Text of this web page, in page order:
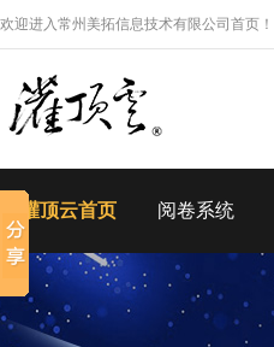
欢迎进入常州美拓信息技术有限公司首页！
灌顶云首页 阅卷系统